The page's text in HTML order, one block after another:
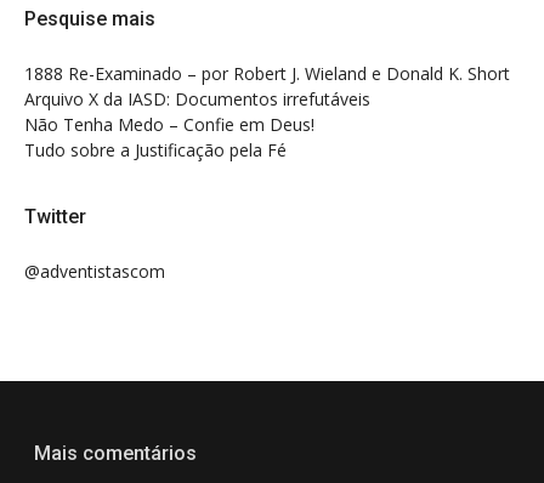
Pesquise mais
1888 Re-Examinado – por Robert J. Wieland e Donald K. Short
Arquivo X da IASD: Documentos irrefutáveis
Não Tenha Medo – Confie em Deus!
Tudo sobre a Justificação pela Fé
Twitter
@adventistascom
Mais comentários